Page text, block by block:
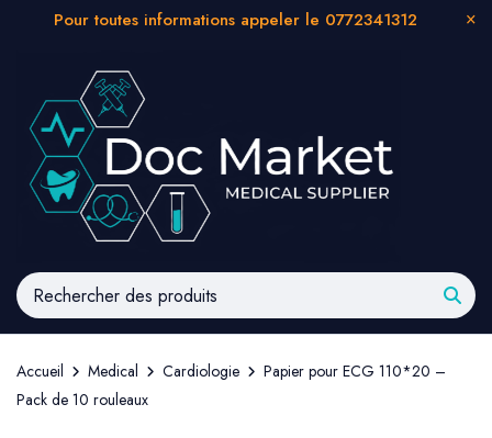
Pour toutes informations appeler le 0772341312
Accueil Medical Cardiologie
Papier pour ECG 110*20 –
Pack de 10 rouleaux